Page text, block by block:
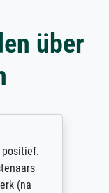
über
positief.
(na